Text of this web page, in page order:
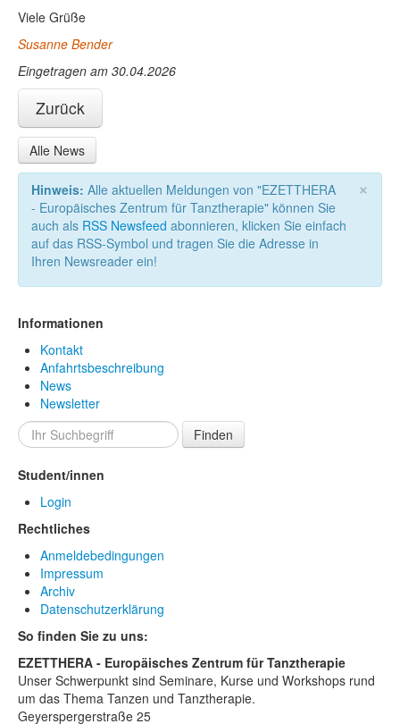
Viele Grüße
Susanne Bender
Eingetragen am 30.04.2026
Zurück
Alle News
×
Hinweis: Alle aktuellen Meldungen von "EZETTHERA
- Europäisches Zentrum für Tanztherapie" können Sie
auch als RSS Newsfeed abonnieren, klicken Sie einfach
auf das RSS-Symbol und tragen Sie die Adresse in
Ihren Newsreader ein!
Informationen
Kontakt
Anfahrtsbeschreibung
News
Newsletter
Finden
Student/innen
Login
Rechtliches
Anmeldebedingungen
Impressum
Archiv
Datenschutzerklärung
So finden Sie zu uns:
EZETTHERA - Europäisches Zentrum für Tanztherapie
Unser Schwerpunkt sind Seminare, Kurse und Workshops rund
um das Thema Tanzen und Tanztherapie.
Geyerspergerstraße 25